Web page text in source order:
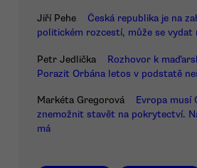
Jiří Pehe
Česká republika je na
politickém rozcestí, může se vydat
Petr Jedlička
Rozhovor k
Porazit Orbána letos v podstatě
Markéta Gregorová
Evropa musí
znemožnit stavět na pokrytectví.
má